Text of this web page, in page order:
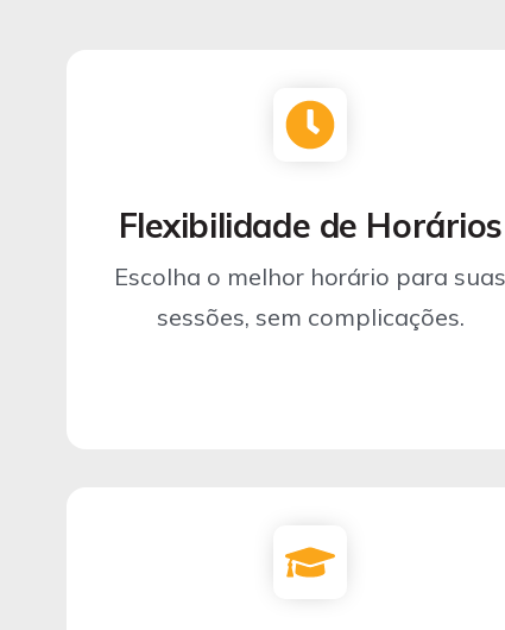
Flexibilidade de Horários
Escolha o melhor horário para suas
sessões, sem complicações.